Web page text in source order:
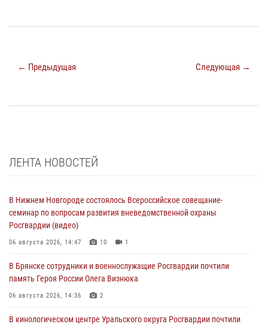
← Предыдущая Следующая →
ЛЕНТА НОВОСТЕЙ
В Нижнем Новгороде состоялось Всероссийское совещание-
семинар по вопросам развития вневедомственной охраны
Росгвардии (видео)
06 августа 2026, 14:47 10 1
В Брянске сотрудники и военнослужащие Росгвардии почтили
память Героя России Олега Визнюка
06 августа 2026, 14:36 2
В кинологическом центре Уральского округа Росгвардии почтили